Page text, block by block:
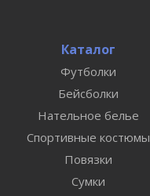
Каталог
Футболки
Бейсболки
Нательное белье
Спортивные костюмы
Повязки
Сумки